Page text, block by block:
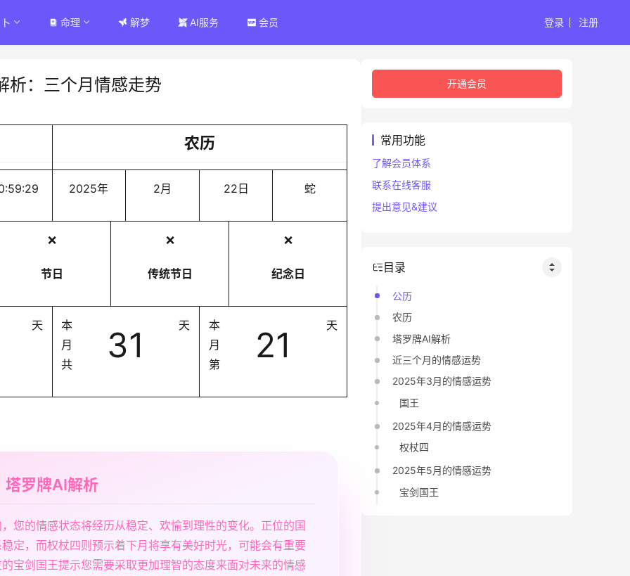
命理 解梦 AI服务 会员 登录 注册
析：三个月情感走势
农历
2025年 2月 22日 蛇
❌
节日
❌
传统节日
❌
纪念日
天
本
月
共
31 天
本
月
第
21 天
塔罗牌AI解析
您的情感状态将经历从稳定、欢愉到理性的变化。正位的国
定，而权杖四则预示着下月将享有美好时光，可能会有重要
宝剑国王提示您需要采取更加理智的态度来面对未来的情感
开通会员
常用功能
了解会员体系
联系在线客服
提出意见&建议
目录
公历
农历
塔罗牌AI解析
近三个月的情感运势
2025年3月的情感运势
国王
2025年4月的情感运势
权杖四
2025年5月的情感运势
宝剑国王